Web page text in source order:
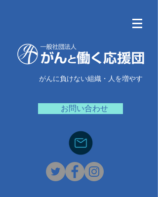
がんに負けない組織・人を増やす
お問い合わせ